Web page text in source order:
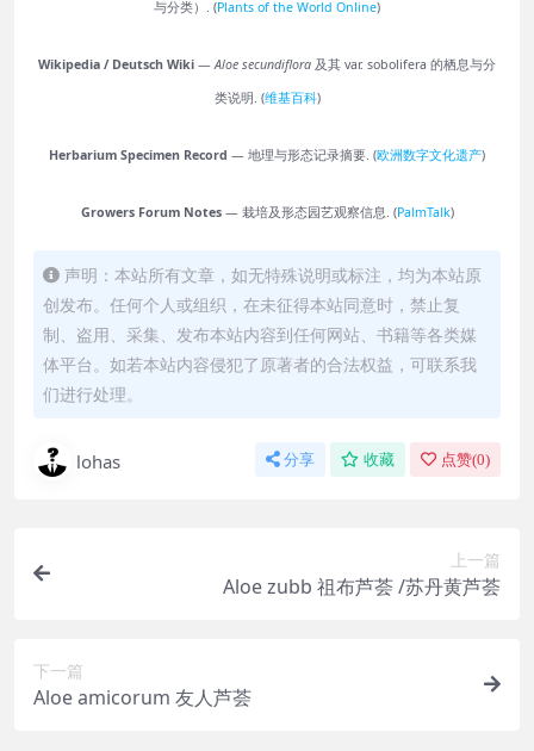
与分类）. (Plants of the World Online)
Wikipedia / Deutsch Wiki — Aloe secundiflora 及其 var. sobolifera 的栖息与分
类说明. (维基百科)
Herbarium Specimen Record — 地理与形态记录摘要. (欧洲数字文化遗产)
Growers Forum Notes— 栽培及形态园艺观察信息. (PalmTalk)
声明：本站所有文章，如无特殊说明或标注，均为本站原
创发布。任何个人或组织，在未征得本站同意时，禁止复
制、盗用、采集、发布本站内容到任何网站、书籍等各类媒
体平台。如若本站内容侵犯了原著者的合法权益，可联系我
们进行处理。
lohas 分享 收藏 点赞(0)
上一篇
Aloe zubb 祖布芦荟 /苏丹黄芦荟
下一篇
Aloe amicorum 友人芦荟